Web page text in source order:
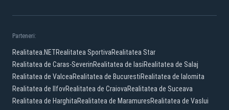
Parteneri:
Realitatea.NETRealitatea SportivaRealitatea Star
Realitatea de Caras-SeverinRealitatea de IasiRealitatea de Salaj
Realitatea de ValceaRealitatea de BucurestiRealitatea de Ialomita
Realitatea de IlfovRealitatea de CraiovaRealitatea de Suceava
Realitatea de HarghitaRealitatea de MaramuresRealitatea de Vaslui